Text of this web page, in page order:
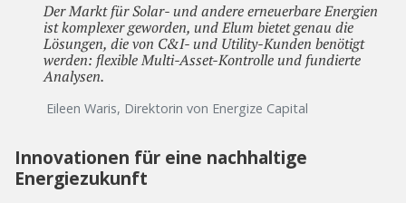
Der Markt für Solar- und andere erneuerbare Energien
ist komplexer geworden, und Elum bietet genau die
Lösungen, die von C&I- und Utility-Kunden benötigt
werden: flexible Multi-Asset-Kontrolle und fundierte
Analysen.
Eileen Waris, Direktorin von Energize Capital
Innovationen für eine nachhaltige
Energiezukunft